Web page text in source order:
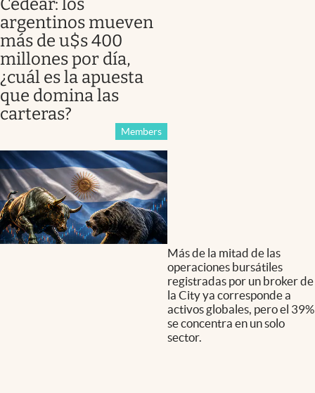
argentinos mueven
más de u$s 400
millones por día,
¿cuál es la apuesta
que domina las
carteras?
Members
Más de la mitad de las
operaciones bursátiles
registradas por un broker de
la City ya corresponde a
activos globales, pero el 39%
se concentra en un solo
sector.